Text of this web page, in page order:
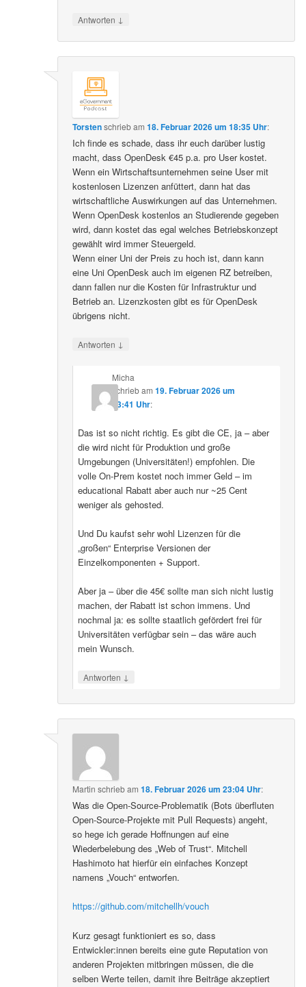
Antworten ↓
Torstenschriebam18. Februar 2026 um 18:35 Uhr:
Ich finde es schade, dass ihr euch darüber lustig
macht, dass OpenDesk €45 p.a. pro User kostet.
Wenn ein Wirtschaftsunternehmen seine User mit
kostenlosen Lizenzen anfüttert, dann hat das
wirtschaftliche Auswirkungen auf das Unternehmen.
Wenn OpenDesk kostenlos an Studierende gegeben
wird, dann kostet das egal welches Betriebskonzept
gewählt wird immer Steuergeld.
Wenn einer Uni der Preis zu hoch ist, dann kann
eine Uni OpenDesk auch im eigenen RZ betreiben,
dann fallen nur die Kosten für Infrastruktur und
Betrieb an. Lizenzkosten gibt es für OpenDesk
übrigens nicht.
Antworten ↓
Micha
schriebam 19. Februar 2026 um
13:41 Uhr:
Das ist so nicht richtig. Es gibt die CE, ja – aber
die wird nicht für Produktion und große
Umgebungen (Universitäten!) empfohlen. Die
volle On-Prem kostet noch immer Geld – im
educational Rabatt aber auch nur ~25 Cent
weniger als gehosted.
Und Du kaufst sehr wohl Lizenzen für die
„großen“ Enterprise Versionen der
Einzelkomponenten + Support.
Aber ja – über die 45€ sollte man sich nicht lustig
machen, der Rabatt ist schon immens. Und
nochmal ja: es sollte staatlich gefördert frei für
Universitäten verfügbar sein – das wäre auch
mein Wunsch.
Antworten ↓
Martin schriebam18. Februar 2026 um 23:04 Uhr:
Was die Open-Source-Problematik (Bots überfluten
Open-Source-Projekte mit Pull Requests) angeht,
so hege ich gerade Hoffnungen auf eine
Wiederbelebung des „Web of Trust“. Mitchell
Hashimoto hat hierfür ein einfaches Konzept
namens „Vouch“ entworfen.
https://github.com/mitchellh/vouch
Kurz gesagt funktioniert es so, dass
Entwickler:innen bereits eine gute Reputation von
anderen Projekten mitbringen müssen, die die
selben Werte teilen, damit ihre Beiträge akzeptiert